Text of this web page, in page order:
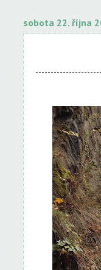
sobota 22. října